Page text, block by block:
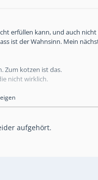
erfüllen kann, und auch
ist der Wahnsinn. Mein
Zum kotzen ist das.
nicht wirklich.
aufgehört.